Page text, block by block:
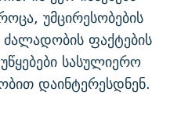
უმცირესობების
ფაქტების
სასულიერო
დაინტერესდნენ.